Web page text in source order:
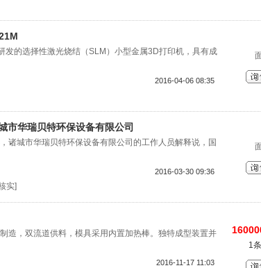
发的选择性激光烧结（SLM）小型金属3D打印机，具有成
2016-04-06 08:35
市华瑞贝特环保设备有限公司
诸城市华瑞贝特环保设备有限公司的工作人员解释说，国
2016-03-30 09:36
实]
造，双流道供料，模具采用内置加热棒。独特成型装置并
2016-11-17 11:03
1